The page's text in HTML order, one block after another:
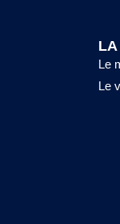
LA
Le
Le